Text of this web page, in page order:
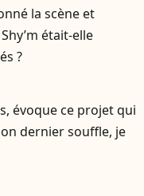
la scène et
était-elle
?
évoque ce projet qui
dernier souffle, je